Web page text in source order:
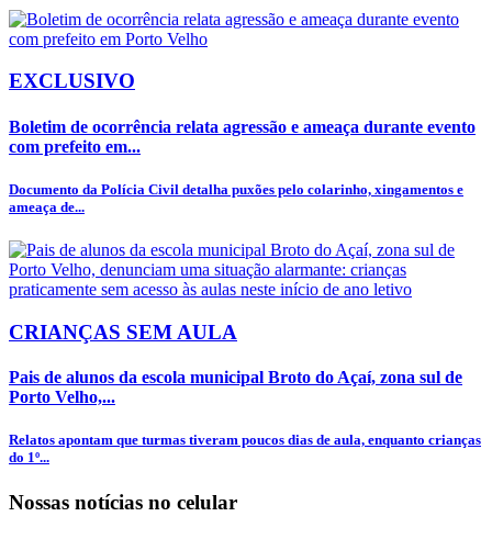
EXCLUSIVO
Boletim de ocorrência relata agressão e ameaça durante evento
com prefeito em...
Documento da Polícia Civil detalha puxões pelo colarinho, xingamentos e
ameaça de...
CRIANÇAS SEM AULA
Pais de alunos da escola municipal Broto do Açaí, zona sul de
Porto Velho,...
Relatos apontam que turmas tiveram poucos dias de aula, enquanto crianças
do 1º...
Nossas notícias no celular